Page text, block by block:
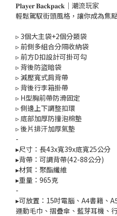
𝐏𝐥𝐚𝐲𝐞𝐫 𝐁𝐚𝐜𝐤𝐩𝐚𝐜𝐤｜潮流玩家
輕鬆駕馭街頭風格，讓你成為焦點
▹ 3個大主袋+2個分類袋
▹ 前側多組合分隔收納袋
▹ 前方D扣設計可掛可勾
▹ 背後防盜暗袋
▹ 減壓寬式肩背帶
▹ 背後行李箱掛帶
▹ H型胸前帶防滑固定
▹ 側邊上下調整扣環
▹ 底部加厚防撞泡棉墊
▹ 後片排汗加厚氣墊
-
▸尺寸：長43x寬39x底寬25公分
▸背帶：可調背帶(42-88公分)
▸材質：聚酯纖維
▸重量：965克
-
▸可放置：15吋電腦、A4書籍、
運動毛巾、摺疊傘、藍芽耳機、